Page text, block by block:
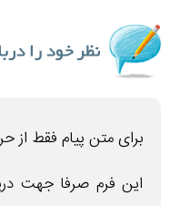
برای متن پیام فقط از
این فرم صرفا جهت